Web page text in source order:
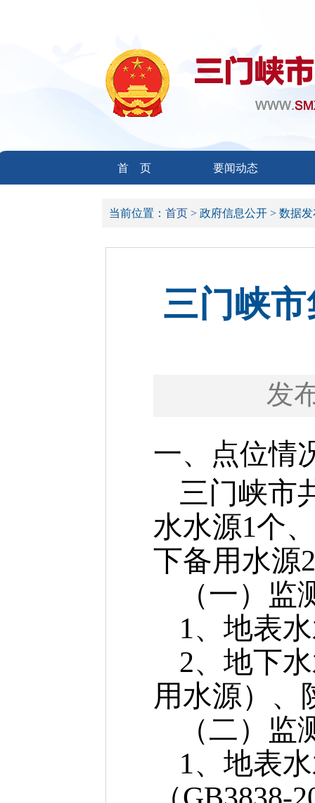
首 页 要闻动态
当前位置： 首页 > 政府信息公开 > 数据
三门峡
发
一、点位情
三门峡市
水水源1个
下备用水源
（一）监
1、地表
2、地下
用水源）、
（二）监
1、地表